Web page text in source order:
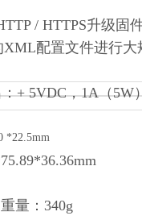
/ HTTPS升级固
XML配置文件进行大
+ 5VDC，1A（
*22.5mm
量：340g